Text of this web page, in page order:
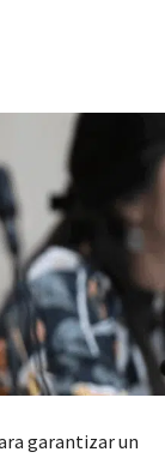
garantizar un